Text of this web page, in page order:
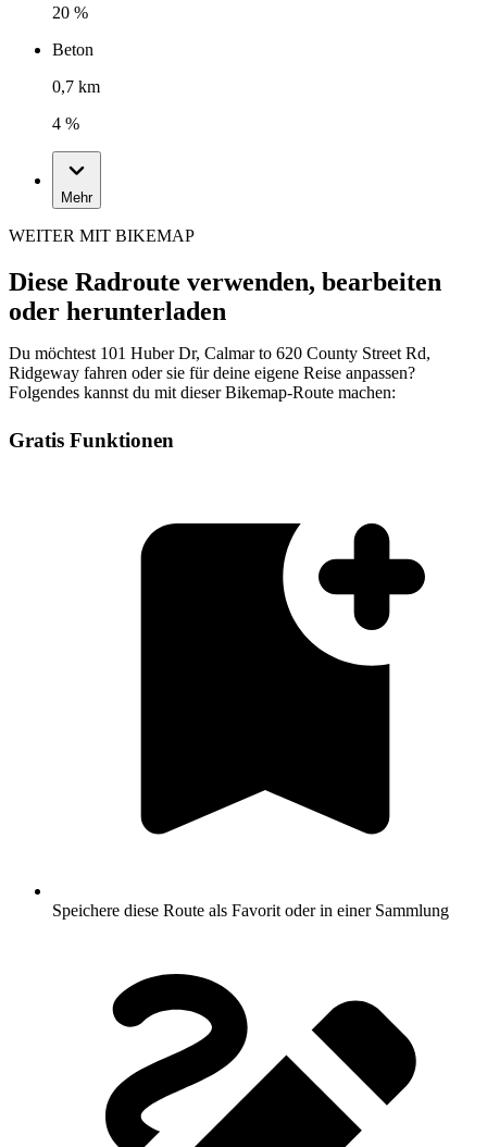
20 %
Beton
0,7 km
4 %
Mehr
WEITER MIT BIKEMAP
Diese Radroute verwenden, bearbeiten
oder herunterladen
Du möchtest 101 Huber Dr, Calmar to 620 County Street Rd,
Ridgeway fahren oder sie für deine eigene Reise anpassen?
Folgendes kannst du mit dieser Bikemap-Route machen:
Gratis Funktionen
Speichere diese Route als Favorit oder in einer Sammlung